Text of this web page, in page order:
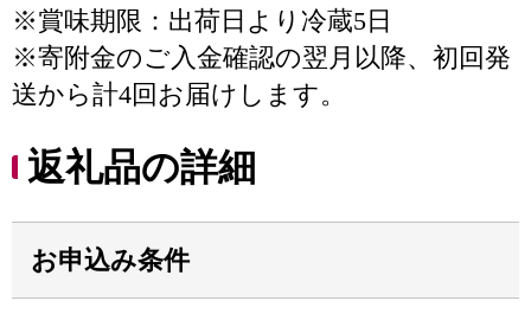
※賞味期限：出荷日より冷蔵5日
※寄附金のご入金確認の翌月以降、初回発
送から計4回お届けします。
返礼品の詳細
お申込み条件